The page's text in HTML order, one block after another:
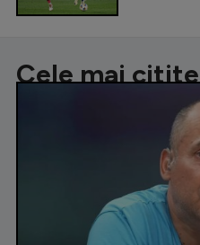
Cele mai citite